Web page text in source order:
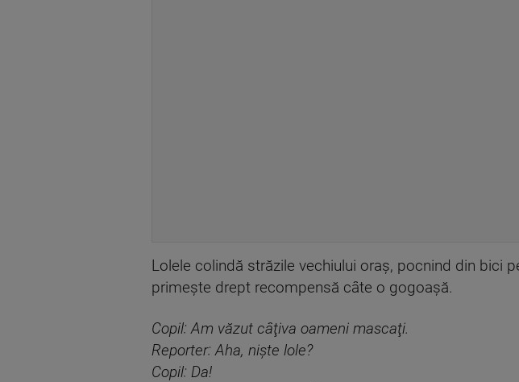
Lolele colindă străzile vechiului oraş, pocnind din bici
primeşte drept recompensă câte o gogoaşă.
Copil: Am văzut câţiva oameni mascaţi.
Reporter: Aha, nişte lole?
Copil: Da!